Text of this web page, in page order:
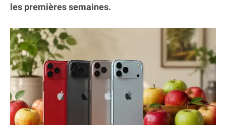
les premières semaines.